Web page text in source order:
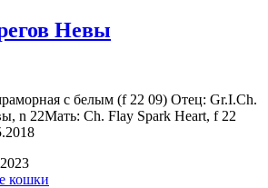
Невы
с белым (f 22 09) Отец: Gr.I.Ch.
n 22Мать: Ch. Flay Spark Heart, f 22
кошки